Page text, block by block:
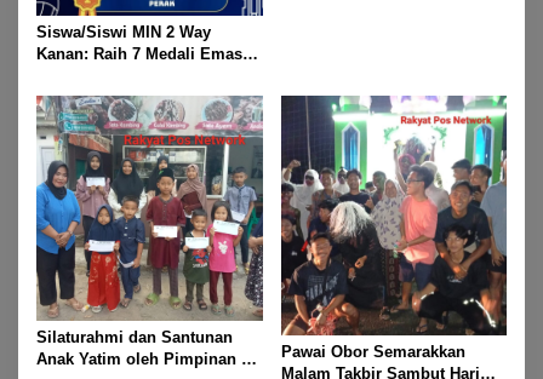
Siswa/Siswi MIN 2 Way
Kanan: Raih 7 Medali Emas
Gubernur Lampung Cup 2
Taekwondo Championship
2026
Silaturahmi dan Santunan
Anak Yatim oleh Pimpinan PT
Pawai Obor Semarakkan
Malam Takbir Sambut Hari